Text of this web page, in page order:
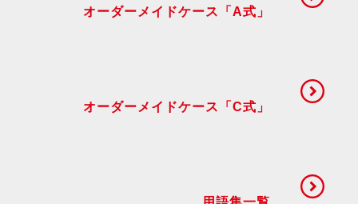
オーダーメイドケース「A式」
オーダーメイドケース「C式」